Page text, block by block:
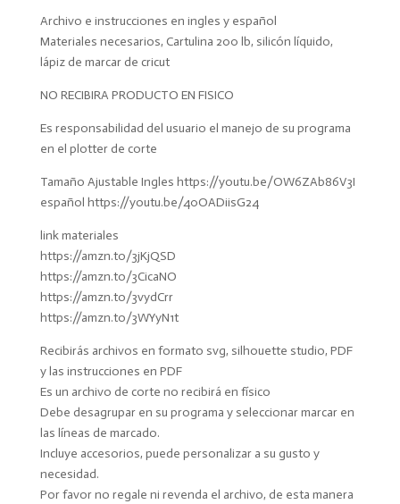
Archivo e instrucciones en ingles y español
Materiales necesarios, Cartulina 200 lb, silicón líquido,
lápiz de marcar de cricut
NO RECIBIRA PRODUCTO EN FISICO
Es responsabilidad del usuario el manejo de su programa
en el plotter de corte
Tamaño Ajustable Ingles https://youtu.be/OW6ZAb86V3I
español https://youtu.be/40OADiisG24
link materiales
https://amzn.to/3jKjQSD
https://amzn.to/3CicaNO
https://amzn.to/3vydCrr
https://amzn.to/3WYyN1t
Recibirás archivos en formato svg, silhouette studio, PDF
y las instrucciones en PDF
Es un archivo de corte no recibirá en físico
Debe desagrupar en su programa y seleccionar marcar en
las líneas de marcado.
Incluye accesorios, puede personalizar a su gusto y
necesidad.
Por favor no regale ni revenda el archivo, de esta manera